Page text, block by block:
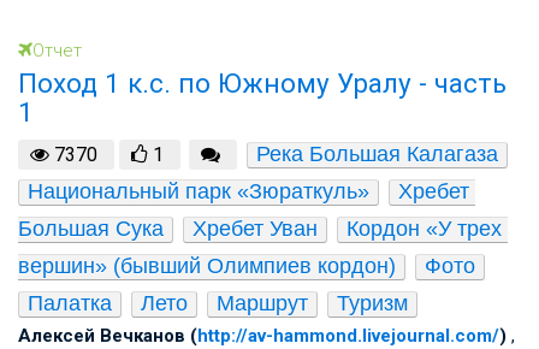
Отчет
Поход 1 к.с. по Южному Уралу - часть
1
7370 1
Река Большая Калагаза
Национальный парк «Зюраткуль»
Хребет
Большая Сука
Хребет Уван
Кордон «У трех
вершин» (бывший Олимпиев кордон)
Фото
Палатка
Лето Маршрут Туризм
Алексей Вечканов (http://av-hammond.livejournal.com/) ,